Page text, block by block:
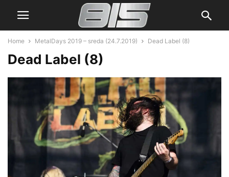
Home MetalDays 2019 – sreda (24.7.2019) Dead Label (8)
Dead Label (8)